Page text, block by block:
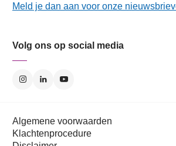
Meld je dan aan voor onze
Volg ons op social media
Algemene voorwaarden
Klachtenprocedure